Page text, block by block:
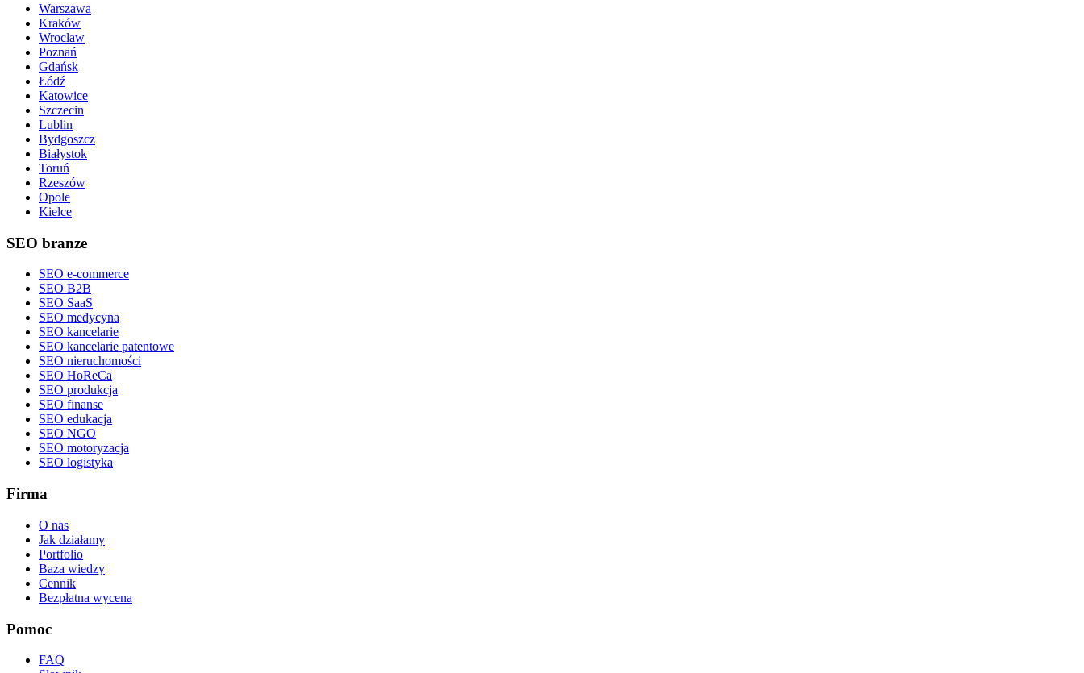
Warszawa
Kraków
Wrocław
Poznań
Gdańsk
Łódź
Katowice
Szczecin
Lublin
Bydgoszcz
Białystok
Toruń
Rzeszów
Opole
Kielce
SEO branze
SEO e-commerce
SEO B2B
SEO SaaS
SEO medycyna
SEO kancelarie
SEO kancelarie patentowe
SEO nieruchomości
SEO HoReCa
SEO produkcja
SEO finanse
SEO edukacja
SEO NGO
SEO motoryzacja
SEO logistyka
Firma
O nas
Jak działamy
Portfolio
Baza wiedzy
Cennik
Bezpłatna wycena
Pomoc
FAQ